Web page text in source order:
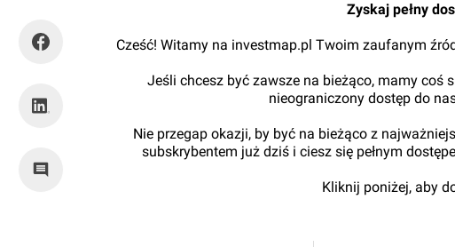
Zyskaj pełny
Cześć! Witamy na investmap.pl Twoim zaufanym
Jeśli chcesz być zawsze na bieżąco, mamy coś
nieograniczony dostęp do
Nie przegap okazji, by być na bieżąco z
subskrybentem już dziś i ciesz się pełnym
Kliknij poniżej, aby